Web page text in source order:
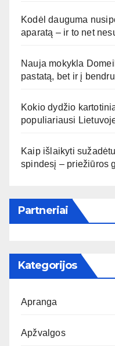
Kodėl dauguma
aparatą – ir to net
Nauja mokykla
pastatą, bet ir į
Kokio dydžio
populiariausi
Kaip išlaikyti
spindesį – priežiūros
Partneriai
Kategorijos
Apranga
Apžvalgos